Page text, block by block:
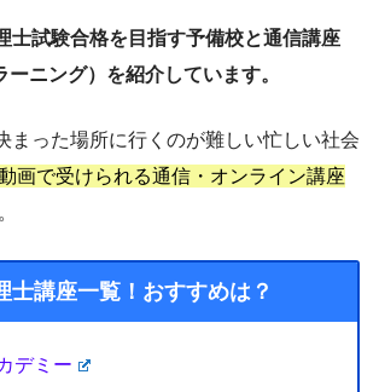
士試験合格を目指す予備校と通信講座
ーニング）を紹介しています。
まった場所に行くのが難しい忙しい社会
画で受けられる通信・オンライン講座
士講座一覧！おすすめは？
デミー